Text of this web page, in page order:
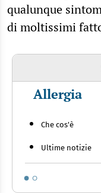
qualunque
di moltissimi
Allergia
Che cos'è
Ultime notizie